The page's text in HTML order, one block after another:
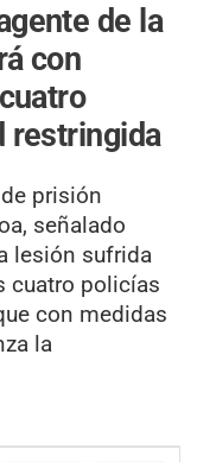
de la
con
restringida
prisión
señalado
lesión sufrida
cuatro policías
con medidas
la